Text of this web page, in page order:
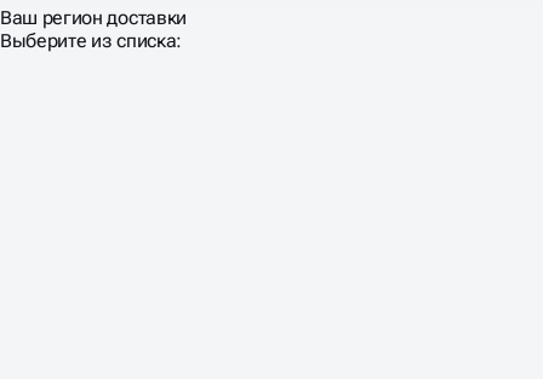
Ваш регион доставки
Выберите из списка: